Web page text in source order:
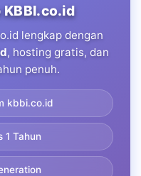
lengkap dengan
, hosting gratis, dan
penuh.
kbbi.co.id
1 Tahun